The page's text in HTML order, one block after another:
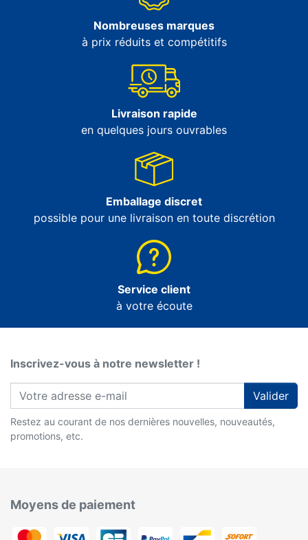
Nombreuses marques
à prix réduits et compétitifs
Livraison rapide
en quelques jours ouvrables
Emballage discret
possible pour une livraison en toute discrétion
Service client
à votre écoute
Inscrivez-vous à notre newsletter !
Valider
Restez au courant de nos dernières nouvelles, nouveautés,
promotions, etc.
Moyens de paiement